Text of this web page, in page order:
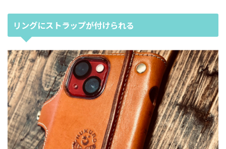
リングにストラップが付けられる